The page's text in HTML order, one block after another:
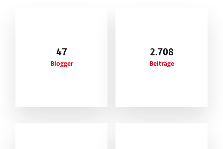
47
Blogger
2.708
Beiträge